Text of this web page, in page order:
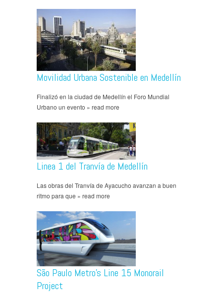
Movilidad Urbana Sostenible en Medellín
Finalizó en la ciudad de Medellín el Foro Mundial
Urbano un evento » read more
Linea 1 del Tranvía de Medellín
Las obras del Tranvía de Ayacucho avanzan a buen
ritmo para que » read more
São Paulo Metro’s Line 15 Monorail
Project